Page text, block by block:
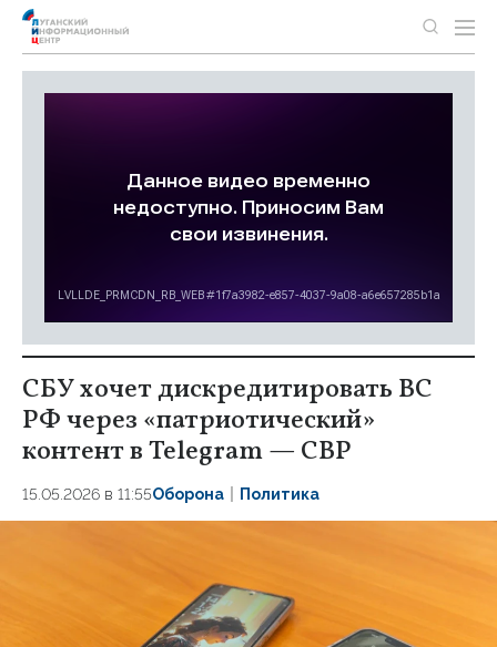
СБУ хочет дискредитировать ВС
РФ через «патриотический»
контент в Telegram — СВР
15.05.2026 в 11:55Оборона Политика